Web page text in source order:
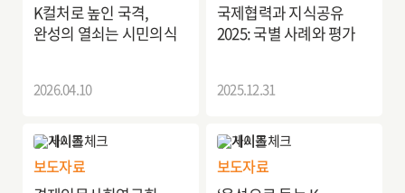
K컬처로 높인 국격,
완성의 열쇠는 시민의식
2026.04.10
국제협력과 지식공유
2025: 국별 사례와 평가
2025.12.31
보도자료 보도자료